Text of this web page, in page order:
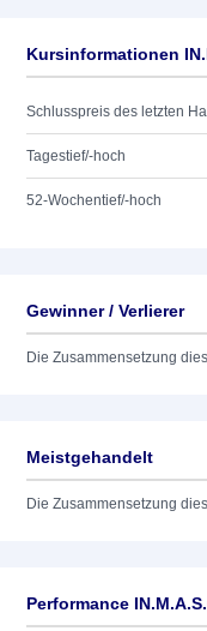
Kursinformationen
Schlusspreis des letzten
Tagestief/-hoch
52-Wochentief/-hoch
Gewinner / Verlierer
Die Zusammensetzung
Meistgehandelt
Die Zusammensetzung
Performance